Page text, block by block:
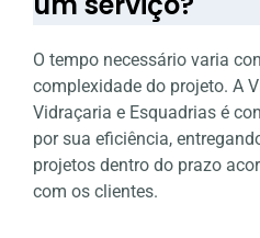
O tempo necessário varia
complexidade do projeto. A
Vidraçaria e Esquadrias é
por sua eficiência,
projetos dentro do prazo
com os clientes.